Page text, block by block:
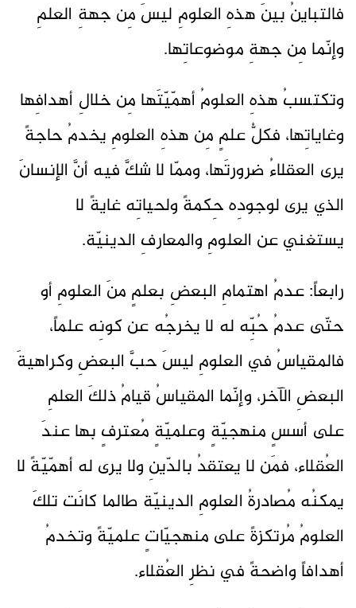
فالتباينُ بينَ هذهِ العلومِ ليسَ مِن جهةِ العلمِ
وإنّما مِن جهةِ موضوعاتِها.
وتكتسبُ هذهِ العلومُ أهمّيّتَها مِن خلالِ أهدافِها
وغاياتِها، فكلُّ علمٍ مِن هذهِ العلومِ يخدمُ حاجةً
يرى العقلاءُ ضرورتَها، وممّا لا شكَّ فيه أنَّ الإنسانَ
الذي يرى لوجودِه حِكمةً ولحياتِه غايةً لا
يستغني عن العلومِ والمعارفِ الدينيّة.
رابعاً: عدمُ اهتمامِ البعضِ بعلمٍ منَ العلومِ أو
حتّى عدمُ حُبِّه له لا يخرجُه عن كونِه علماً،
فالمقياسُ في العلومِ ليسَ حبَّ البعضِ وكراهيةَ
البعضِ الآخر، وإنّما المقياسُ قيامُ ذلكَ العلمِ
على أسسٍ منهجيّةٍ وعلميّةٍ مُعترفٍ بها عندَ
العُقلاء، فمَن لا يعتقدُ بالدّينِ ولا يرى له أهمّيّةً لا
يمكنُه مُصادرةُ العلومِ الدينيّة طالما كانَت تلكَ
العلومُ مُرتكزةً على منهجيّاتٍ علميّةً وتخدمُ
أهدافاً واضحةً في نظرِ العُقلاء.